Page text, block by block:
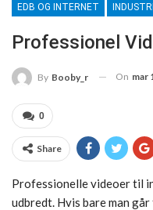
EDB OG INTERNET
Professionel
By Booby_r On mar
0
Share
Professionelle videoer til
udbredt. Hvis bare man